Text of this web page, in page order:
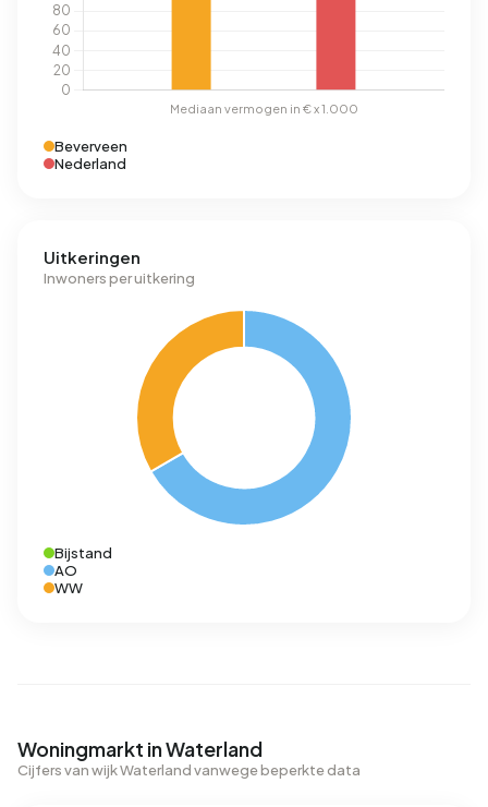
Beverveen
Nederland
Uitkeringen
Inwoners per uitkering
Bijstand
AO
WW
Woningmarkt in Waterland
Cijfers van wijk Waterland vanwege beperkte data